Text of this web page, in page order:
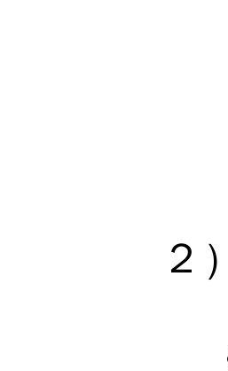
２